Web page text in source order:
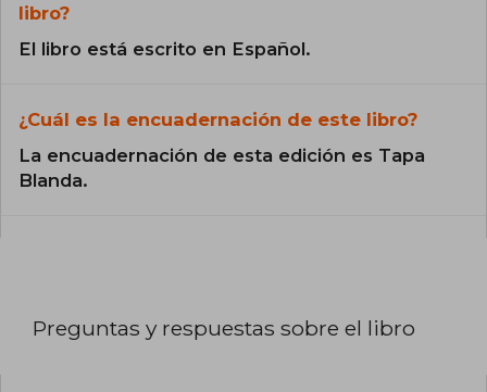
libro?
El libro está escrito en Español.
¿Cuál es la encuadernación de este libro?
La encuadernación de esta edición es Tapa
Blanda.
Preguntas y respuestas sobre el libro